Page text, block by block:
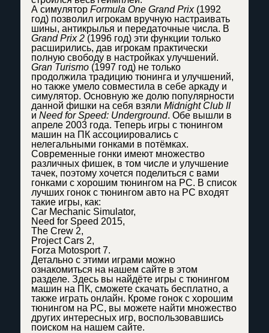
А симулятор Formula One Grand Prix(1992
год) позволил игрокам вручную настраивать
шины, антикрылья и передаточные числа. В
Grand Prix 2 (1996 год) эти функции только
расширились, дав игрокам практически
полную свободу в настройках улучшений.
Gran Turismo (1997 год) не только
продолжила традицию тюнинга и улучшений,
но также умело совместила в себе аркаду и
симулятор. Основную же долю популярности
данной фишки на себя взяли Midnight Club II
и Need for Speed: Underground. Обе вышли в
апреле 2003 года. Теперь игры с тюнингом
машин на ПК ассоциировались с
нелегальными гонками в потёмках.
Современные гонки имеют множество
различных фишек, в том числе и улучшение
тачек, поэтому хочется поделиться с вами
гонками с хорошим тюнингом на PC. В список
лучших гонок с тюнингом авто на PC входят
такие игры, как:
Car Mechanic Simulator,
Need for Speed 2015,
The Crew 2,
Project Cars 2,
Forza Motosport 7.
Детально с этими играми можно
ознакомиться на нашем сайте в этом
разделе. Здесь вы найдёте игры с тюнингом
машин на ПК, сможете скачать бесплатно, а
также играть онлайн. Кроме гонок с хорошим
тюнингом на PC, вы можете найти множество
других интересных игр, воспользовавшись
поиском на нашем сайте.